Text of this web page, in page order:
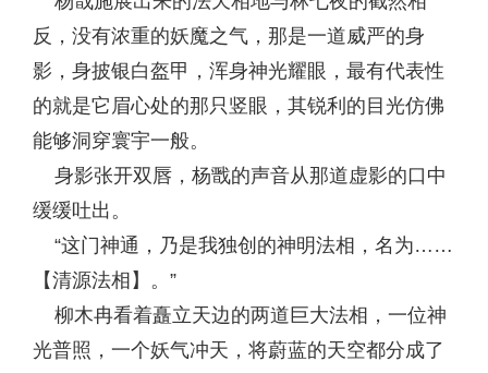
反，没有浓重的妖魔之气，那是一道威严的身
影，身披银白盔甲，浑身神光耀眼，最有代表性
的就是它眉心处的那只竖眼，其锐利的目光仿佛
能够洞穿寰宇一般。
身影张开双唇，杨戬的声音从那道虚影的口中
缓缓吐出。
“这门神通，乃是我独创的神明法相，名为……
【清源法相】。”
柳木冉看着矗立天边的两道巨大法相，一位神
光普照，一个妖气冲天，将蔚蓝的天空都分成了